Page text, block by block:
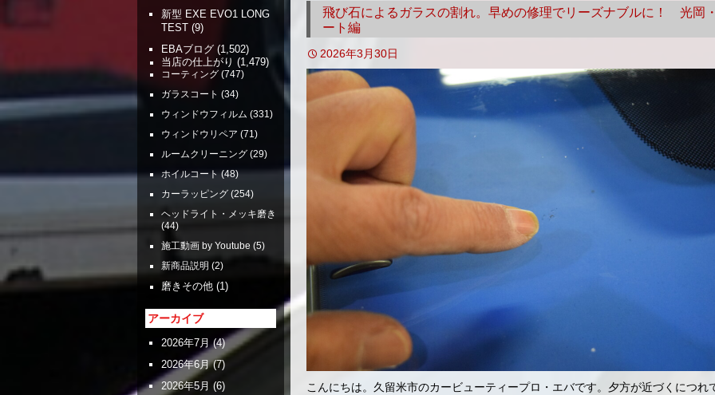
飛び石によるガラスの割れ。早めの修理でリーズナブルに！ 光岡
ート編
2026年3月30日
こんにちは。久留米市のカービューティープロ・エバです。夕方が近づくにつれ
新型 EXE EVO1 LONG
TEST (9)
EBAブログ (1,502)
当店の仕上がり (1,479)
コーティング (747)
ガラスコート (34)
ウィンドウフィルム (331)
ウィンドウリペア (71)
ルームクリーニング (29)
ホイルコート(48)
カーラッピング (254)
ヘッドライト・メッキ磨き
(44)
施工動画 by Youtube (5)
新商品説明 (2)
磨きその他 (1)
アーカイブ
2026年7月(4)
2026年6月(7)
2026年5月 (6)